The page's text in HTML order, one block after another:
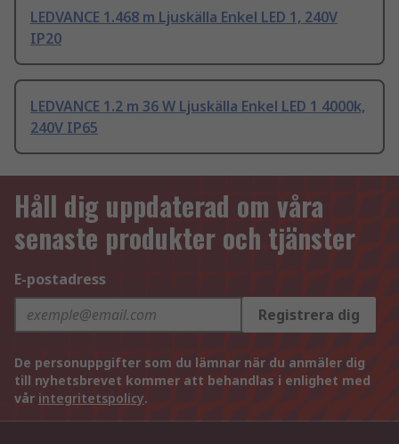
LEDVANCE 1.468 m Ljuskälla Enkel LED 1, 240V
IP20
LEDVANCE 1.2 m 36 W Ljuskälla Enkel LED 1 4000k,
240V IP65
Håll dig uppdaterad om våra
senaste produkter och tjänster
E-postadress
Registrera dig
De personuppgifter som du lämnar när du anmäler dig
till nyhetsbrevet kommer att behandlas i enlighet med
vår integritetspolicy.